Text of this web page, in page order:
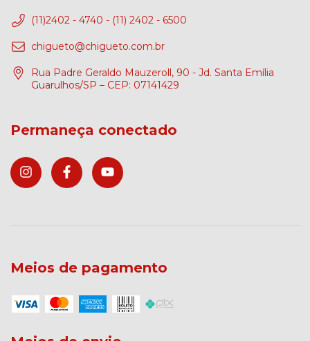
(11)2402 - 4740 - (11) 2402 - 6500
chigueto@chigueto.com.br
Rua Padre Geraldo Mauzeroll, 90 - Jd. Santa Emília
Guarulhos/SP – CEP: 07141429
Permaneça conectado
Meios de pagamento